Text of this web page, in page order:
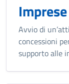
Avvio di
concessioni
supporto alle